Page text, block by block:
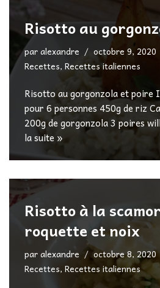
Risotto au
paralexandre
octobre 9, 2020
Recettes, Recettes italiennes
Risotto au gorgonzola et poire
pour 6 personnes 450g de riz
200g de gorgonzola 3 poires
la suite »
Risotto à la
roquette et noix
paralexandre
octobre 8, 2020
Recettes, Recettes italiennes